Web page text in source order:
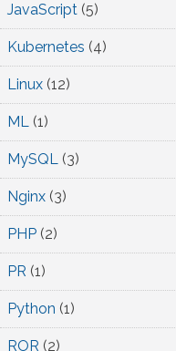
JavaScript (5)
Kubernetes (4)
Linux (12)
ML (1)
MySQL (3)
Nginx (3)
PHP (2)
PR (1)
Python (1)
ROR (2)